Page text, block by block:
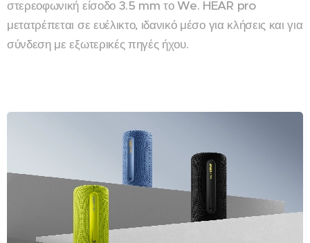
στερεοφωνική είσοδο 3.5 mm το We. HEAR pro
μετατρέπεται σε ευέλικτο, ιδανικό μέσο για κλήσεις και για
σύνδεση με εξωτερικές πηγές ήχου.